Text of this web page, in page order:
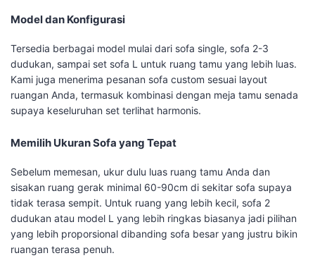
Model dan Konfigurasi
Tersedia berbagai model mulai dari sofa single, sofa 2-3
dudukan, sampai set sofa L untuk ruang tamu yang lebih luas.
Kami juga menerima pesanan sofa custom sesuai layout
ruangan Anda, termasuk kombinasi dengan meja tamu senada
supaya keseluruhan set terlihat harmonis.
Memilih Ukuran Sofa yang Tepat
Sebelum memesan, ukur dulu luas ruang tamu Anda dan
sisakan ruang gerak minimal 60-90cm di sekitar sofa supaya
tidak terasa sempit. Untuk ruang yang lebih kecil, sofa 2
dudukan atau model L yang lebih ringkas biasanya jadi pilihan
yang lebih proporsional dibanding sofa besar yang justru bikin
ruangan terasa penuh.